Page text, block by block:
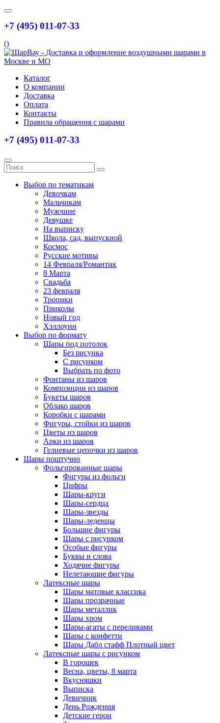
+7 (495) 011-07-33
()
Каталог
О компании
Доставка
Оплата
Контакты
Правила обращения с шарами
+7 (495) 011-07-33
Выбор по тематикам
Девочкам
Мальчикам
Мужчине
Девушке
На выписку
Школа, сад, выпускной
Космос
Русские мотивы
14 Февраля/Романтик
8 Марта
Свадьба
23 февраля
Тропики
Приколы
Новый год
Хэллоуин
Выбор по формату
Шары под потолок
Без рисунка
С рисунком
Выбрать по фото
Фонтаны из шаров
Композиции из шаров
Букеты шаров
Облако шаров
Коробки с шарами
Фигуры, стойки из шаров
Цветы из шаров
Арки из шаров
Гелиевые цепочки из шаров
Шары поштучно
Фольгированные шары
Фигуры из фольги
Цифры
Шары-круги
Шары-сердца
Шары-звезды
Шары-леденцы
Большие фигуры
Шары с рисунком
Особые фигуры
Буквы и слова
Ходячие фигуры
Нелетающие фигуры
Латексные шары
Шары матовые классика
Шары прозрачные
Шары металлик
Шары хром
Шары-агаты с переливами
Шары с конфетти
Шары Дабл стафф Плотный цвет
Латексные шары с рисунком
В горошек
Весна, цветы, 8 марта
Вкусняшки
Выписка
Девичник
День Рождения
Детские герои